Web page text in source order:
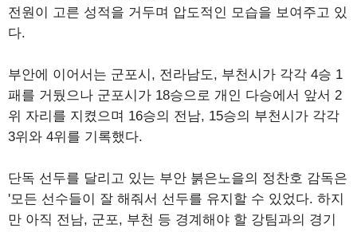
전원이 고른 성적을 거두며 압도적인 모습을 보여주고 있
다.
부안에 이어서는 군포시, 전라남도, 부천시가 각각 4승 1
패를 거뒀으나 군포시가 18승으로 개인 다승에서 앞서 2
위 자리를 지켰으며 16승의 전남, 15승의 부천시가 각각
3위와 4위를 기록했다.
단독 선두를 달리고 있는 부안 붉은노을의 정찬호 감독은
'모든 선수들이 잘 해줘서 선두를 유지할 수 있었다. 하지
만 아직 전남, 군포, 부천 등 경계해야 할 강팀과의 경기